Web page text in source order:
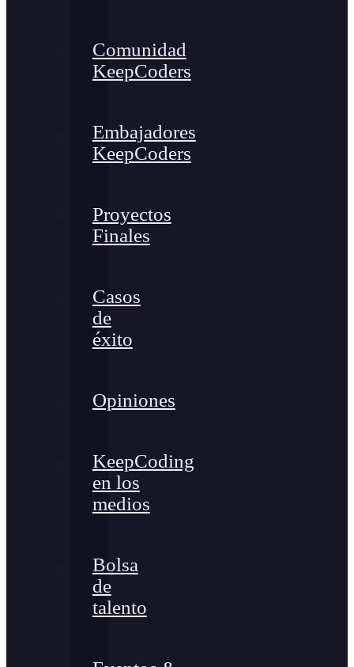
Comunidad
KeepCoders
Embajadores
KeepCoders
Proyectos
Finales
Casos
de
éxito
Opiniones
KeepCoding
en los
medios
Bolsa
de
talento